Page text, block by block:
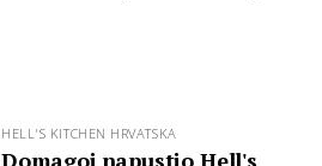
HELL'S KITCHEN HRVATSKA
Domagoj napustio Hell's